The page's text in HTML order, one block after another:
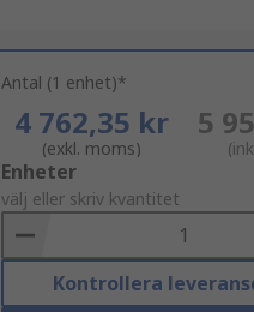
Antal (1 enhet)*
4 762,35 kr
(exkl. moms)
5
Add
to
Basket
Enheter
välj eller skriv kvantitet
Kontrollera